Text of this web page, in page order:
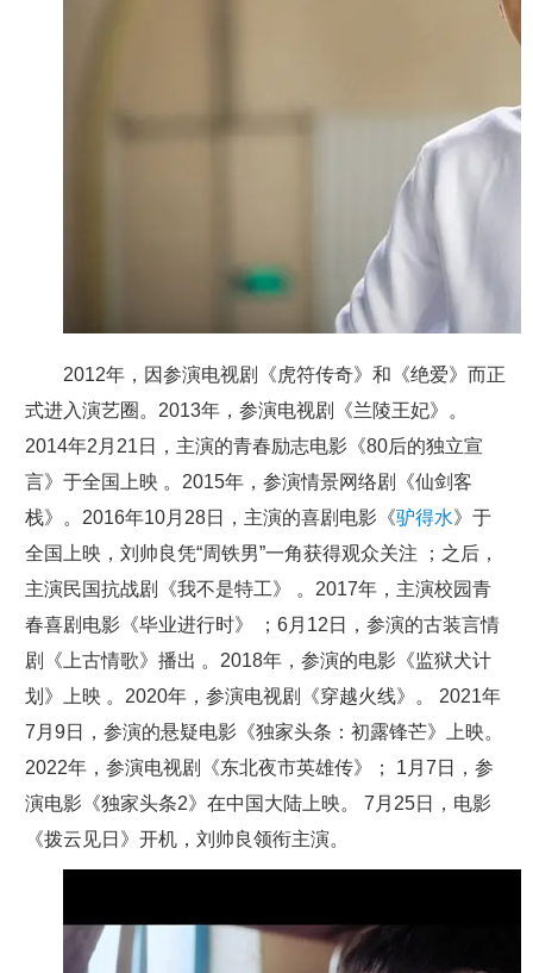
2012年，因参演电视剧《虎符传奇》和《绝爱》而正
式进入演艺圈。2013年，参演电视剧《兰陵王妃》。
2014年2月21日，主演的青春励志电影《80后的独立宣
言》于全国上映 。2015年，参演情景网络剧《仙剑客
栈》。2016年10月28日，主演的喜剧电影《驴得水》于
全国上映，刘帅良凭“周铁男”一角获得观众关注 ；之后，
主演民国抗战剧《我不是特工》 。2017年，主演校园青
春喜剧电影《毕业进行时》 ；6月12日，参演的古装言情
剧《上古情歌》播出 。2018年，参演的电影《监狱犬计
划》上映 。2020年，参演电视剧《穿越火线》。 2021年
7月9日，参演的悬疑电影《独家头条：初露锋芒》上映。
2022年，参演电视剧《东北夜市英雄传》； 1月7日，参
演电影《独家头条2》在中国大陆上映。 7月25日，电影
《拨云见日》开机，刘帅良领衔主演。